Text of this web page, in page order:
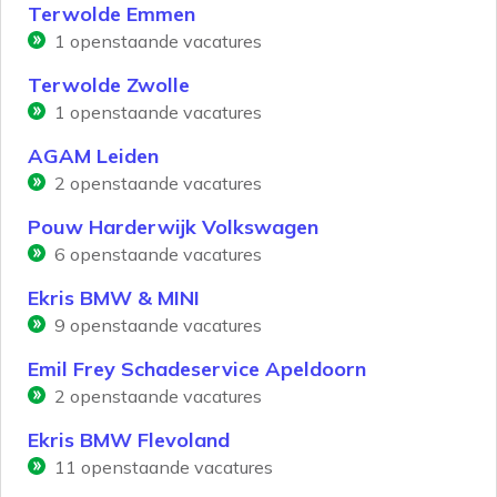
Terwolde Emmen
1 openstaande vacatures
Terwolde Zwolle
1 openstaande vacatures
AGAM Leiden
2 openstaande vacatures
Pouw Harderwijk Volkswagen
6 openstaande vacatures
Ekris BMW & MINI
9 openstaande vacatures
Emil Frey Schadeservice Apeldoorn
2 openstaande vacatures
Ekris BMW Flevoland
11 openstaande vacatures